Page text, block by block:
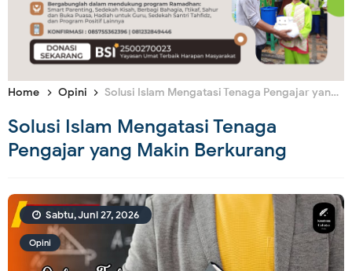
Home Opini Solusi Islam Mengatasi Tenaga Pengajar yang Makin Berkurang
Solusi Islam Mengatasi Tenaga
Pengajar yang Makin Berkurang
Opini
Sabtu, Juni 27, 2026